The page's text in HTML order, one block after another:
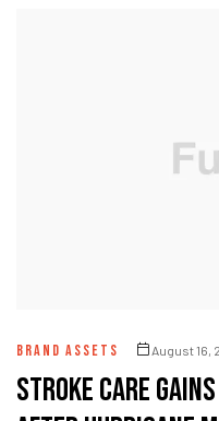
BRAND ASSETS August 16,
Stroke care